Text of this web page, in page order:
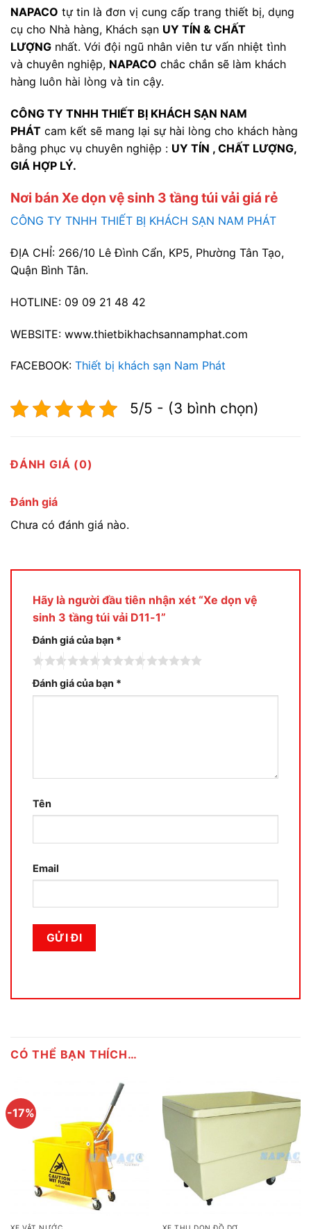
NAPACO tự tin là đơn vị cung cấp trang thiết bị, dụng
cụ cho Nhà hàng, Khách sạn UY TÍN & CHẤT
LƯỢNG nhất. Với đội ngũ nhân viên tư vấn nhiệt tình
và chuyên nghiệp, NAPACO chắc chắn sẽ làm khách
hàng luôn hài lòng và tin cậy.
CÔNG TY TNHH THIẾT BỊ KHÁCH SẠN NAM
PHÁT cam kết sẽ mang lại sự hài lòng cho khách hàng
bằng phục vụ chuyên nghiệp : UY TÍN , CHẤT LƯỢNG,
GIÁ HỢP LÝ.
Nơi bán Xe dọn vệ sinh 3 tầng túi vải giá rẻ
CÔNG TY TNHH THIẾT BỊ KHÁCH SẠN NAM PHÁT
ĐỊA CHỈ: 266/10 Lê Đình Cẩn, KP5, Phường Tân Tạo,
Quận Bình Tân.
HOTLINE: 09 09 21 48 42
WEBSITE: www.thietbikhachsannamphat.com
FACEBOOK: Thiết bị khách sạn Nam Phát
5/5 - (3 bình chọn)
ĐÁNH GIÁ (0)
Đánh giá
Chưa có đánh giá nào.
Hãy là người đầu tiên nhận xét “Xe dọn vệ
sinh 3 tầng túi vải D11-1”
Đánh giá của bạn *
Đánh giá của bạn *
Tên
Email
CÓ THỂ BẠN THÍCH…
-17%